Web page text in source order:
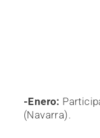
-Enero:
(Navarra).